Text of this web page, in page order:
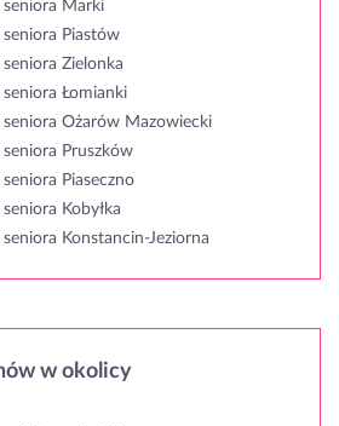
seniora Marki
seniora Piastów
Zielonka
Łomianki
seniora Ożarów Mazowiecki
seniora Pruszków
Piaseczno
Kobyłka
Konstancin-Jeziorna
w okolicy